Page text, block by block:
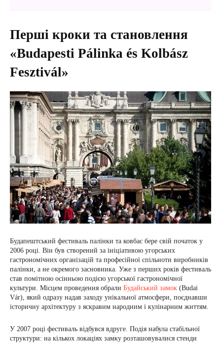
Перші кроки та становлення
«Budapesti Pálinka és Kolbász
Fesztivál»
Будапештський фестиваль палінки та ковбас бере свій початок у
2006 році. Він був створений за ініціативою угорських
гастрономічних організацій та професійної спільноти виробників
палінки, а не окремого засновника. Уже з перших років фестиваль
став помітною осінньою подією угорської гастрономічної
культури. Місцем проведення обрали Будайський замок (Budai
Vár), який одразу надав заходу унікальної атмосфери, поєднавши
історичну архітектуру з яскравим народним і кулінарним життям.
У 2007 році фестиваль відбувся вдруге. Подія набула стабільної
структури: на кількох локаціях замку розташовувалися стенди